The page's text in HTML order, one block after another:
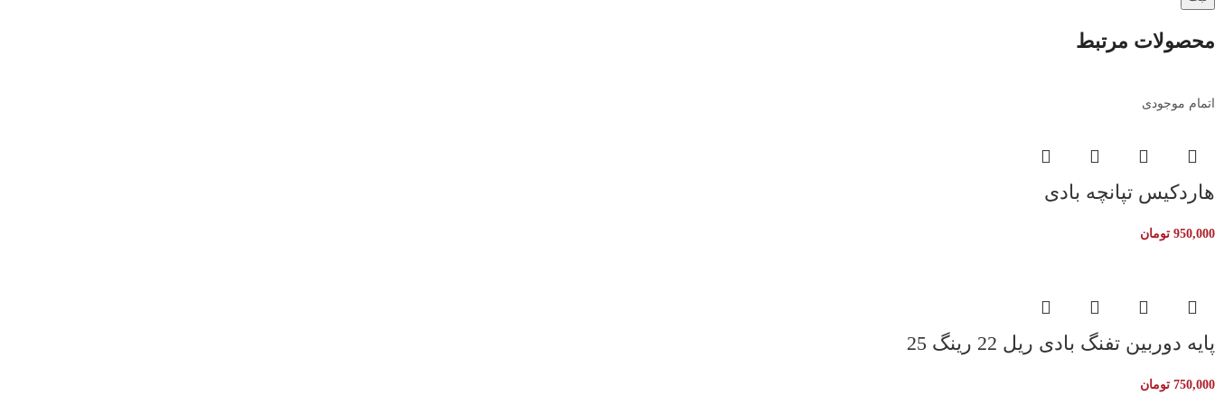
محصولات مرتبط
اتمام موجودی
هاردکیس تپانچه بادی
950,000 تومان
پایه دوربین تفنگ بادی ریل 22 رینگ 25
750,000 تومان